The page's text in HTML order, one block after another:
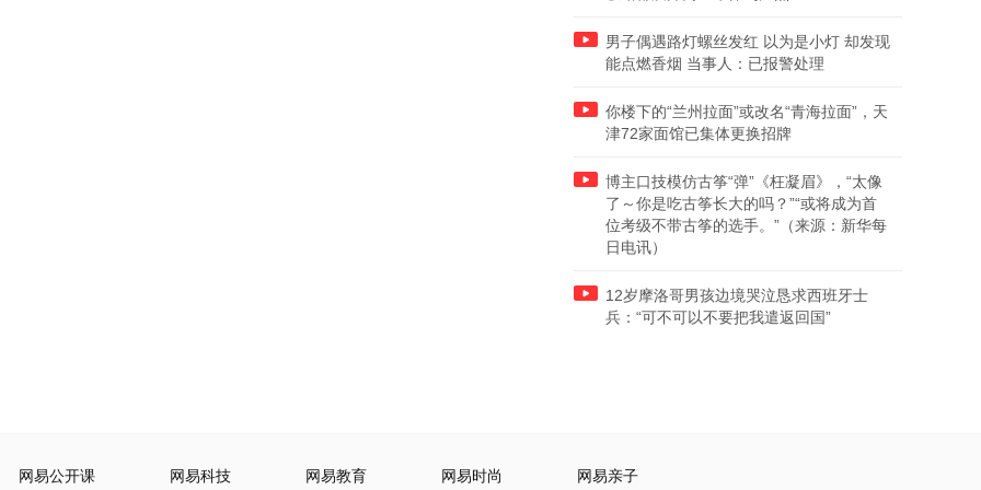
男子偶遇路灯螺丝发红 以为是小灯 却发现
能点燃香烟 当事人：已报警处理
你楼下的“兰州拉面”或改名“青海拉面”，天
津72家面馆已集体更换招牌
博主口技模仿古筝“弹”《枉凝眉》，“太像
了～你是吃古筝长大的吗？”“或将成为首
位考级不带古筝的选手。”（来源：新华每
日电讯）
12岁摩洛哥男孩边境哭泣恳求西班牙士
兵：“可不可以不要把我遣返回国”
网易公开课 网易科技 网易教育 网易时尚 网易亲子